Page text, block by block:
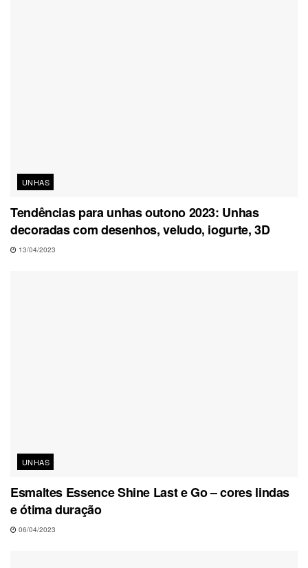
UNHAS
Tendências para unhas outono 2023: Unhas
decoradas com desenhos, veludo, iogurte, 3D
13/04/2023
UNHAS
Esmaltes Essence Shine Last e Go – cores lindas
e ótima duração
06/04/2023